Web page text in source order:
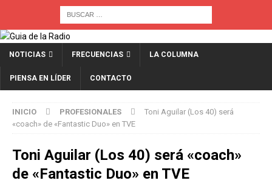
NOTICIAS FRECUENCIAS LA COLUMNA
PIENSA EN LÍDER CONTACTO
INICIO PROFESIONALES
Toni Aguilar (Los 40) será
«coach» de «Fantastic Duo» en TVE
Toni Aguilar (Los 40) será «coach»
de «Fantastic Duo» en TVE